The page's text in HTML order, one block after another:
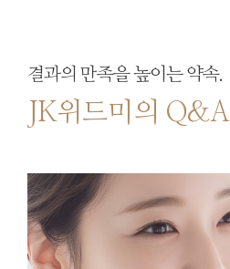
결과의 만족을 높이는 약속.
JK위드미의 Q&A